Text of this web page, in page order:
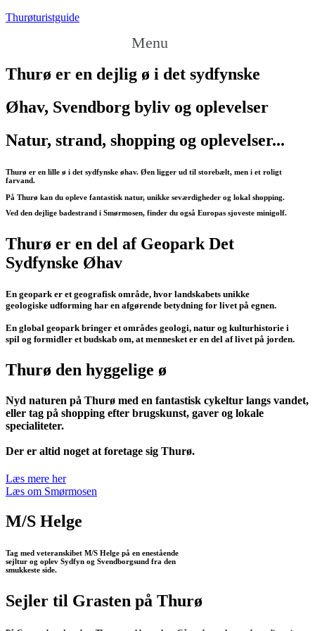
Thurøturistguide
Menu
Thurø er en dejlig ø i det sydfynske
Øhav, Svendborg byliv og oplevelser
Natur, strand, shopping og oplevelser...
Thurø er en lille ø i det sydfynske øhav. Øen ligger ud til storebælt, men i et roligt
farvand.
På Thurø kan du opleve fantastisk natur, unikke seværdigheder og lokal shopping.
Ved den dejlige badestrand i Smørmosen, finder du også Europas sjoveste minigolf.
Thurø er en del af Geopark Det
Sydfynske Øhav
En geopark er et geografisk område, hvor landskabets unikke
geologiske udforming har en afgørende betydning for livet på egnen.
En global geopark bringer et områdes geologi, natur og kulturhistorie i
spil og formidler et budskab om, at mennesket er en del af livet på jorden.
Thurø den hyggelige ø
Nyd naturen på Thurø med en fantastisk cykeltur langs vandet,
eller tag på shopping efter brugskunst, gaver og lokale
specialiteter.
Der er altid noget at foretage sig Thurø.
Læs mere her
Læs om Smørmosen
M/S Helge
Tag med veteranskibet M/S Helge på en enestående
sejltur og oplev Sydfyn og Svendborgsund fra den
smukkeste side.
Sejler til Grasten på Thurø